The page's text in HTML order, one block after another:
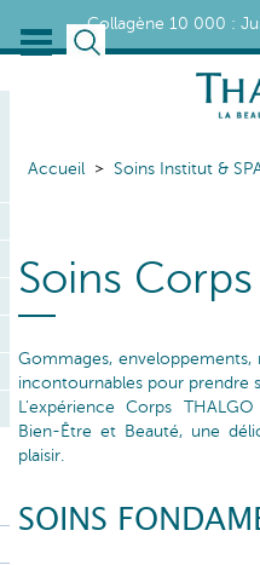
Collagène 10 000 :
Accueil Soins Institut &
Soins Corps
Gommages, enveloppements,
incontournables pour prendre
L'expérience Corps
Bien-Être et Beauté, une
plaisir.
SOINS